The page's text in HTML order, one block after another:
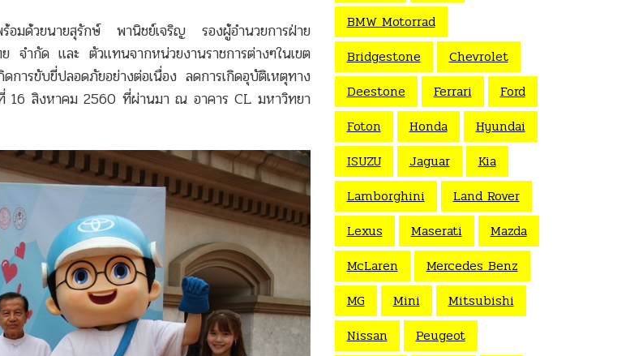
ด้วยนายสุรักษ์ พานิชย์เจริญ รองผู้อำนวยการฝ่าย
จำกัด และ ตัวแทนจากหน่วยงานราชการต่างๆในเขต
รขับขี่ปลอดภัยอย่างต่อเนื่อง ลดการเกิดอุบัติเหตุทาง
16 สิงหาคม 2560 ที่ผ่านมา ณ อาคาร CL มหาวิทยา
BMW Motorrad
Bridgestone
Chevrolet
Deestone
Ferrari
Ford
Foton
Honda
Hyundai
ISUZU
Jaguar
Kia
Lamborghini
Land Rover
Lexus
Maserati
Mazda
McLaren
Mercedes Benz
MG
Mini
Mitsubishi
Nissan
Peugeot